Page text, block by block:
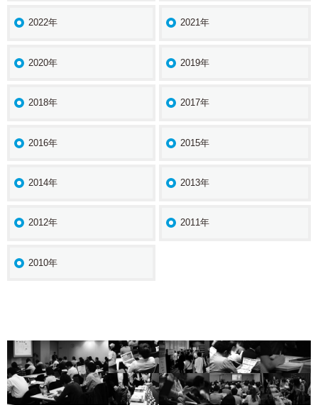
2022年 2021年
2020年 2019年
2018年 2017年
2016年 2015年
2014年 2013年
2012年 2011年
2010年